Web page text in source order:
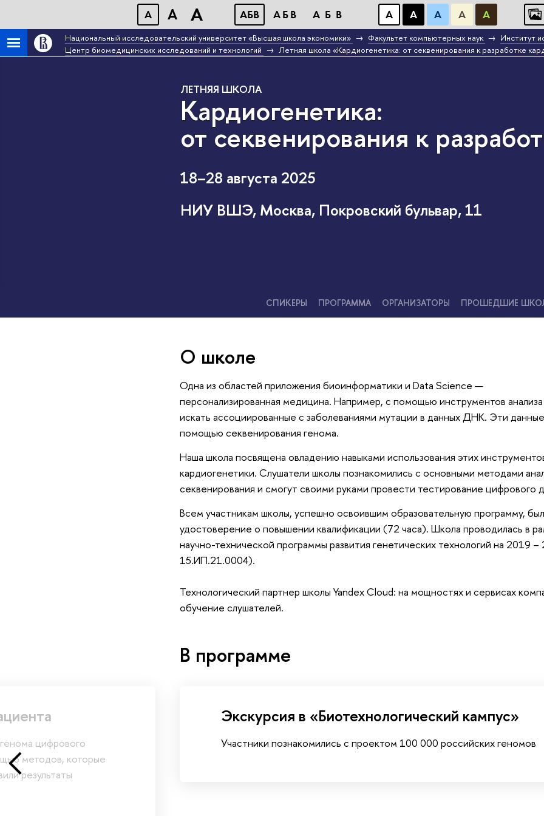
A A A АБB АБB АБB А А А А А
Национальный исследовательский университет «Высшая школа экономики» Факультет компьютерных наук
Институт
Центр биомедицинских исследований и технологий
Летняя школа «Кардиогенетика: от секвенирования к разработке
ЛЕТНЯЯ ШКОЛА
Кардиогенетика:
от секвенирования к
18–28 августа 2025
НИУ ВШЭ, Москва, Покровский бульвар, 11
СПИКЕРЫ ПРОГРАММА ОРГАНИЗАТОРЫ ПРОШЕДШИЕ
О школе
Одна из областей приложения биоинформатики и Data Science —
персонализированная медицина. Например, с помощью инструментов
искать ассоциированные с заболеваниями мутации в данных ДНК. Эти
помощью секвенирования генома.
Наша школа посвящена овладению навыками использования этих
кардиогенетики. Слушатели школы познакомились с основными методами
секвенирования и смогут своими руками провести тестирование цифрового
Всем участникам школы, успешно освоившим образовательную программу,
удостоверение о повышении квалификации (72 часа). Школа проводилась в
научно-технической программы развития генетических технологий на 2019
15.ИП.21.0004).
Технологический партнер школы Yandex Cloud: на мощностях и сервисах
обучение слушателей.
В программе
цифрового
методов, которые
результаты
Экскурсия в «Биотехнологический кампус»
Участники познакомились с проектом 100 000 российских геномов